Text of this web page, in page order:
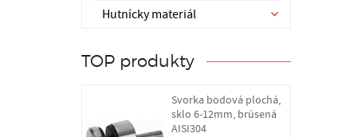
Hutnícky materiál
TOP produkty
Svorka bodová plochá,
sklo 6-12mm, brúsená
AISI304